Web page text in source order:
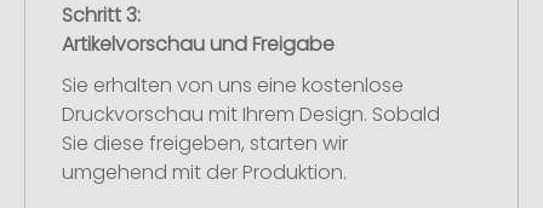
Schritt 3:
Artikelvorschau und Freigabe
Sie erhalten von uns eine kostenlose
Druckvorschau mit Ihrem Design. Sobald
Sie diese freigeben, starten wir
umgehend mit der Produktion.